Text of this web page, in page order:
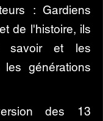
: Gardiens
de l'histoire, ils
savoir et les
générations
des 13